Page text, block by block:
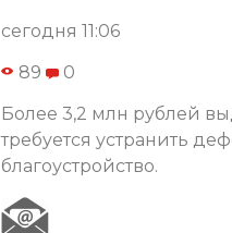
сегодня 11:06
89 0
Более 3,2 млн рублей
требуется устранить
благоустройство.